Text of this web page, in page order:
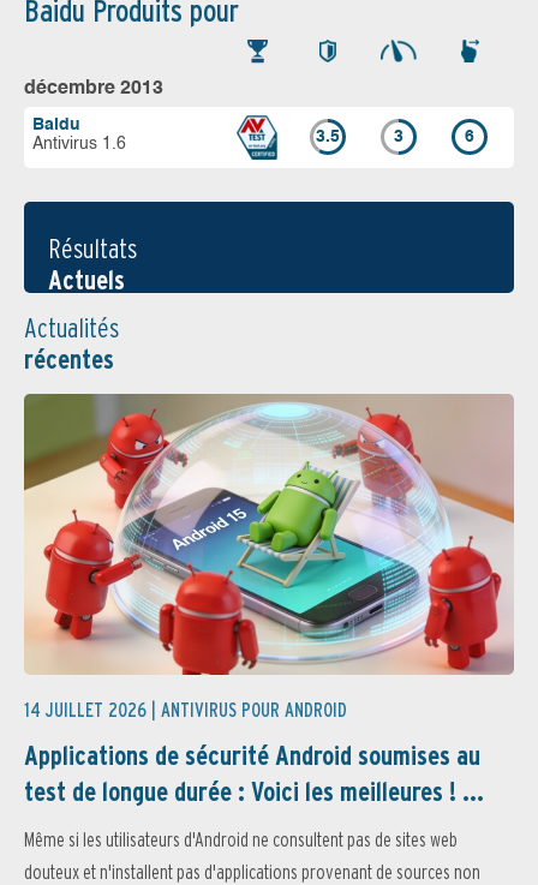
Baidu Produits pour
décembre 2013
Baidu
Antivirus 1.6
3.5 3 6
Résultats
Actuels
Actualités
récentes
14 JUILLET 2026 | ANTIVIRUS POUR ANDROID
Applications de sécurité Android soumises au
test de longue durée : Voici les meilleures ! ...
Même si les utilisateurs d'Android ne consultent pas de sites web
douteux et n'installent pas d'applications provenant de sources non